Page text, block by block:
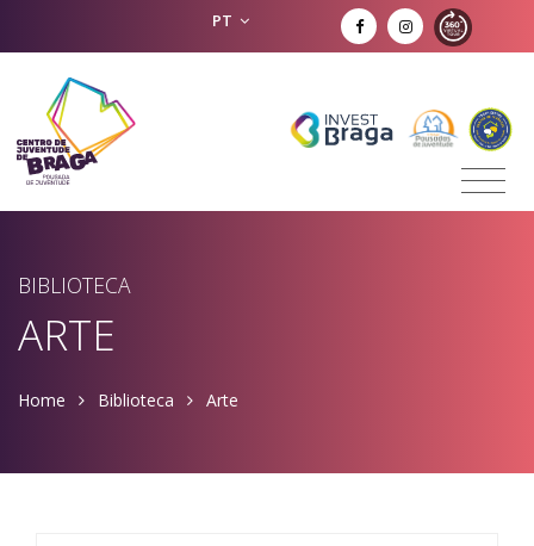
PT
BIBLIOTECA
ARTE
Home Biblioteca Arte